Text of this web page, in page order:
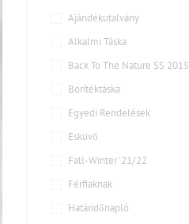
Ajándékutalvány
Alkalmi Táska
Back To The Nature SS 2015
Borítéktáska
Egyedi Rendelések
Esküvő
Fall-Winter '21/22
Férfiaknak
Határidőnapló